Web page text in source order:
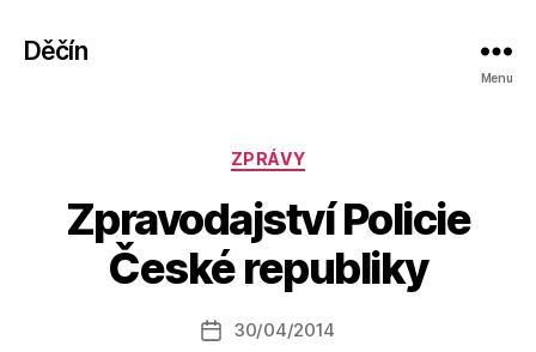
Děčín
Menu
Rubriky
ZPRÁVY
Zpravodajství Policie
České republiky
Autor
příspěvku
u
o
a
Datum
30/04/2014